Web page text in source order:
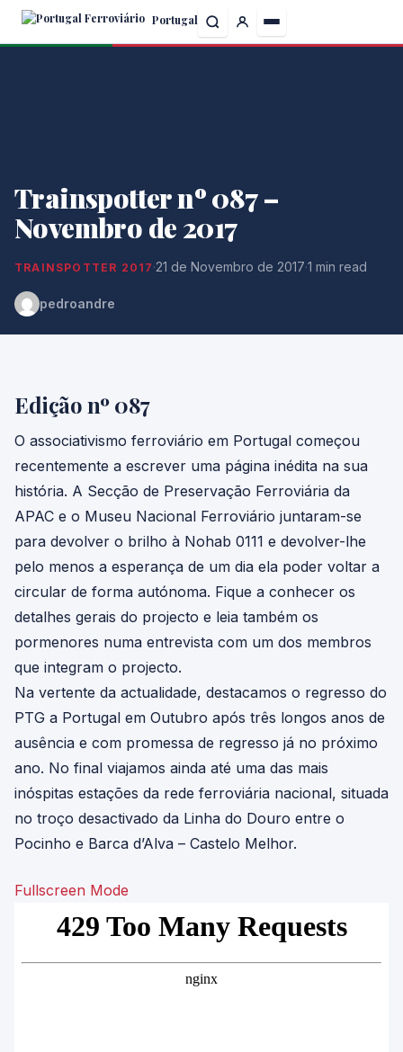
Skip
Portugal
Trainspotter nº 087 –
Novembro de 2017
TRAINSPOTTER 2017 ·21 de Novembro de 2017·1 min read
pedroandre
Edição nº 087
O associativismo ferroviário em Portugal começou
recentemente a escrever uma página inédita na sua
história. A Secção de Preservação Ferroviária da
APAC e o Museu Nacional Ferroviário juntaram-se
para devolver o brilho à Nohab 0111 e devolver-lhe
pelo menos a esperança de um dia ela poder voltar a
circular de forma autónoma. Fique a conhecer os
detalhes gerais do projecto e leia também os
pormenores numa entrevista com um dos membros
que integram o projecto.
Na vertente da actualidade, destacamos o regresso do
PTG a Portugal em Outubro após três longos anos de
ausência e com promessa de regresso já no próximo
ano. No final viajamos ainda até uma das mais
inóspitas estações da rede ferroviária nacional, situada
no troço desactivado da Linha do Douro entre o
Pocinho e Barca d’Alva – Castelo Melhor.
Fullscreen Mode